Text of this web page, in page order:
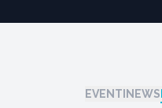
EVENTI NEWS